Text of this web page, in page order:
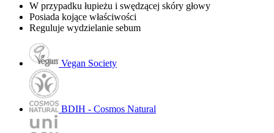
W przypadku łupieżu i swędzącej skóry głowy
Posiada kojące właściwości
Reguluje wydzielanie sebum
Vegan Society
BDIH - Cosmos Natural